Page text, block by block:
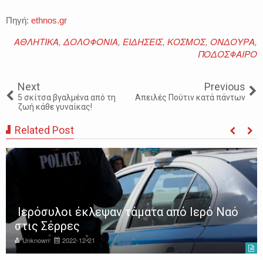
Πηγή: ethnos.gr
ΑΘΛΗΤΙΚΑ, ΔΟΛΟΦΟΝΙΑ, ΕΙΔΗΣΕΙΣ, ΚΟΣΜΟΣ, ΟΝΔΟΥΡΑ,
ΠΟΔΟΣΦΑΙΡΟ
Next
5 σκίτσα βγαλμένα από τη
ζωή κάθε γυναίκας!
Previous
Απειλές Πούτιν κατά πάντων
Related Post
Ιερόσυλοι έκλεψαν τάματα από Ιερό Ναό
στις Σέρρες
Unknown 2022-12-21